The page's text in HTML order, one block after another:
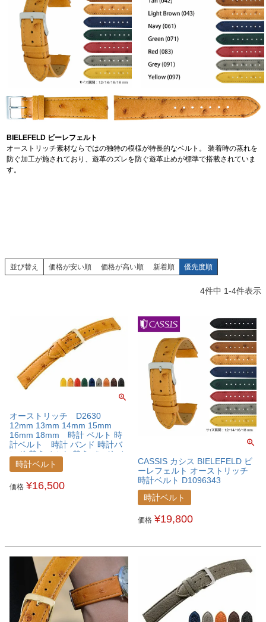
BIELEFELD ビーレフェルト
オーストリッチ素材ならではの独特の模様が特長的なベルト。 装着時の蒸れを
防ぐ加工が施されており、遊革のズレを防ぐ遊革止めが標準で搭載されていま
す。
並び替え 価格が安い順 価格が高い順 新着順 優先度順
4件中 1-4件表示
オーストリッチ D2630
12mm 13mm 14mm 15mm
16mm 18mm 時計 ベルト 時
計ベルト 時計 バンド 時計バ
ンド 替えベルト 替えバンド ベ
ルト 交換 簡単ベルト交換用工
具付
時計ベルト
価格 ¥16,500
CASSIS カシス BIELEFELD ビ
ーレフェルト オーストリッチ
時計ベルト D1096343
時計ベルト
価格 ¥19,800